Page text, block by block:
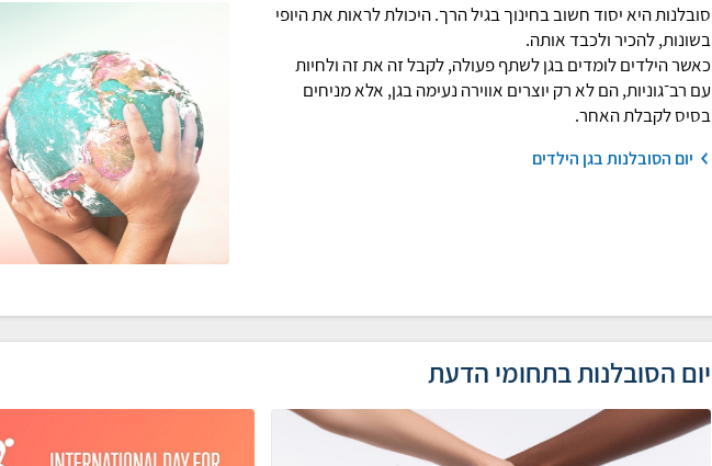
סובלנות היא יסוד חשוב בחינוך בגיל הרך. היכולת לראות את היופי
בשונות, להכיר ולכבד אותה.
כאשר הילדים לומדים בגן לשתף פעולה, לקבל זה את זה ולחיות
עם רב־גוניות, הם לא רק יוצרים אווירה נעימה בגן, אלא מניחים
בסיס לקבלת האחר.
יום הסובלנות בגן הילדים
יום הסובלנות בתחומי הדעת